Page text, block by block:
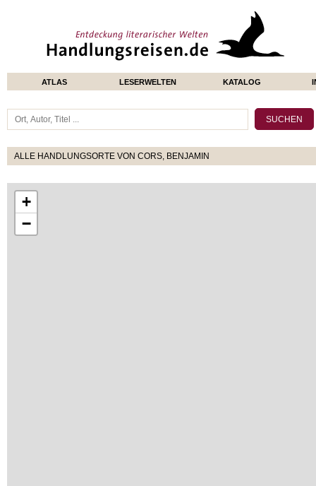
ATLAS LESERWELTEN KATALOG
ALLE HANDLUNGSORTE VON CORS, BENJAMIN
+
−